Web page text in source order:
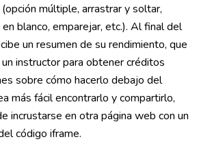
múltiple, arrastrar y soltar,
blanco, emparejar, etc.). Al final del
un resumen de su rendimiento, que
instructor para obtener créditos
sobre cómo hacerlo debajo del
más fácil encontrarlo y compartirlo,
incrustarse en otra página web con un
código iframe.